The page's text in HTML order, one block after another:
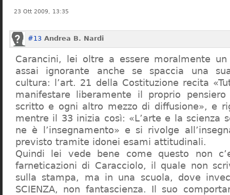
23 Ott 2009, 13:35
#13 Andrea B. Nardi
Carancini, lei oltre a essere moralmente
assai ignorante anche se spaccia una
cultura: l’art. 21 della Costituzione recita
manifestare liberamente il proprio
scritto e ogni altro mezzo di diffusione», e
mentre il 33 inizia così: «L’arte e la scienza
ne è l’insegnamento» e si rivolge
previsto tramite idonei esami attitudinali.
Quindi lei vede bene come questo non
farneticazioni di Caracciolo, il quale non
sulla stampa, ma in una scuola, dove
SCIENZA, non fantascienza. Il suo